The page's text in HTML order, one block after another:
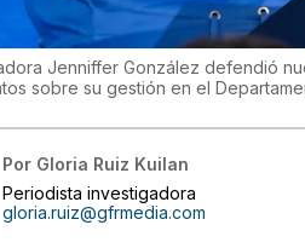
Jenniffer González defendió
sobre su gestión en el
Por Gloria Ruiz Kuilan
Periodista investigadora
gloria.ruiz@gfrmedia.com